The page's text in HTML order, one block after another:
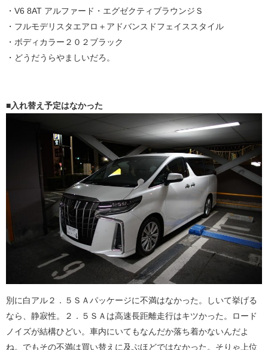
・V6 8AT アルファード・エグゼクティブラウンジＳ
・フルモデリスタエアロ＋アドバンスドフェイススタイル
・ボディカラー２０２ブラック
・どうだうらやましいだろ。
■入れ替え予定はなかった
別に白アル２．５ＳＡパッケージに不満はなかった。しいて挙げる
なら、静寂性。２．５ＳＡは高速長距離走行はキツかった。ロード
ノイズが結構ひどい。車内にいてもなんだか落ち着かないんだよ
ね。でもその不満は買い替えに及ぶほどではなかった。そりゃ上位